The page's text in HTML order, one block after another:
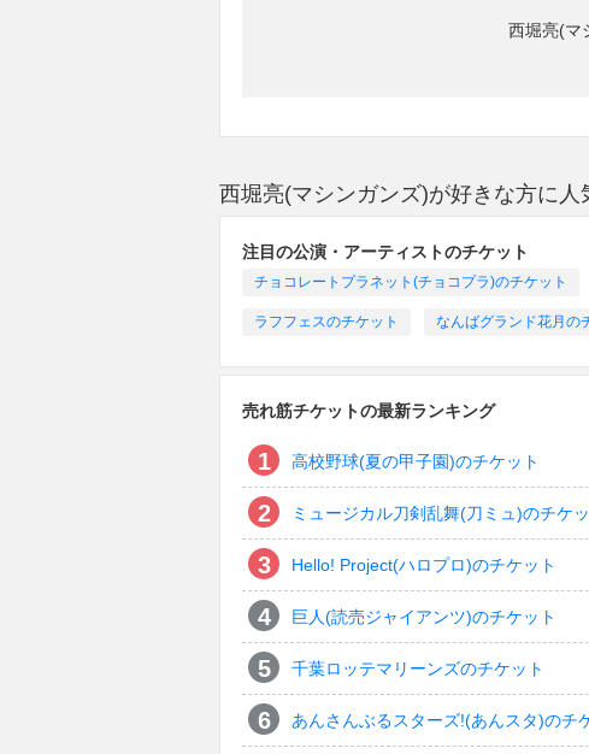
西堀亮(マ
西堀亮(マシンガンズ)が好きな方に人
注目の公演・アーティストのチケット
チョコレートプラネット(チョコプラ)のチケット
ラフフェスのチケット なんばグランド花月の
売れ筋チケットの最新ランキング
高校野球(夏の甲子園)のチケット
ミュージカル刀剣乱舞(刀ミュ)のチケ
Hello! Project(ハロプロ)のチケット
巨人(読売ジャイアンツ)のチケット
千葉ロッテマリーンズのチケット
あんさんぶるスターズ!(あんスタ)のチ